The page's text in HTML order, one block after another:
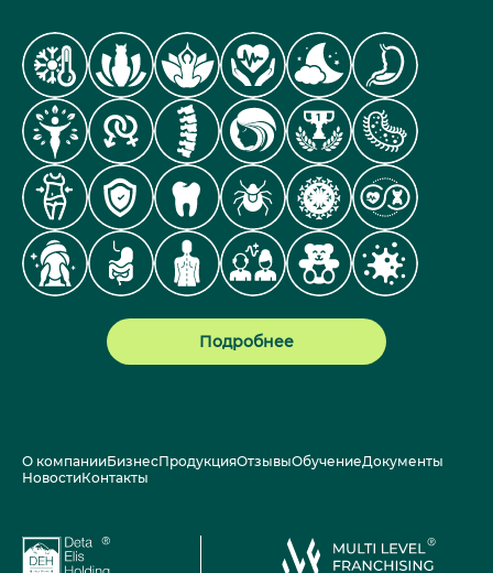
Подробнее
О компанииБизнесПродукцияОтзывыОбучениеДокументы
НовостиКонтакты